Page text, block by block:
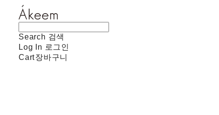
Search 검색
Log In 로그인
Cart장바구니